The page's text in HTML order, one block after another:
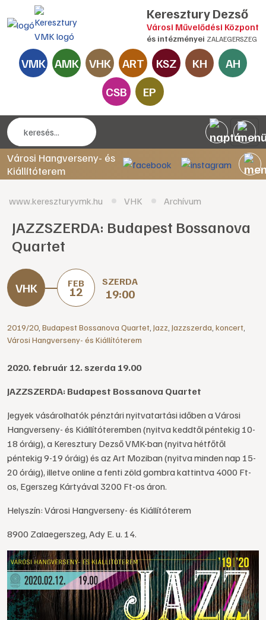
Keresztury Dezső
Városi Művelődési Központ
és intézményei ZALAEGERSZEG
VMK AMK VHK ART KSZ KH
AH
CSB
EP
Városi Hangverseny- és
Kiállítóterem
www.kereszturyvmk.hu VHK Archívum
JAZZSZERDA: Budapest Bossanova
Quartet
FEB
12
SZERDA
19:00
2019/20 Budapest Bossanova Quartet Jazz Jazzszerda koncert
Városi Hangverseny- és Kiállítóterem
2020. február 12. szerda 19.00
JAZZSZERDA: Budapest Bossanova Quartet
Jegyek vásárolhatók pénztári nyitvatartási időben a Városi
Hangverseny- és Kiállítóteremben (nyitva keddtől péntekig 10-
18 óráig), a Keresztury Dezső VMK-ban (nyitva hétfőtől
péntekig 9-19 óráig) és az Art Moziban (nyitva minden nap 15-
20 óráig), illetve online a fenti zöld gombra kattintva 4000 Ft-
os, Egerszeg Kártyával 3200 Ft-os áron.
Helyszín: Városi Hangverseny- és Kiállítóterem
8900 Zalaegerszeg, Ady E. u. 14.